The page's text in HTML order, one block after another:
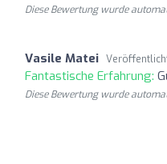
Diese Bewertung wurde
Vasile Matei
Fantastische Erfahrung:
Diese Bewertung wurde